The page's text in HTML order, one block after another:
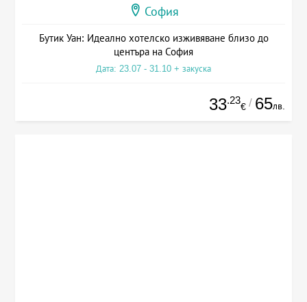
София
Бутик Уан: Идеално хотелско изживяване близо до
центъра на София
Дата: 23.07 - 31.10 + закуска
33.23
€ / 65лв.